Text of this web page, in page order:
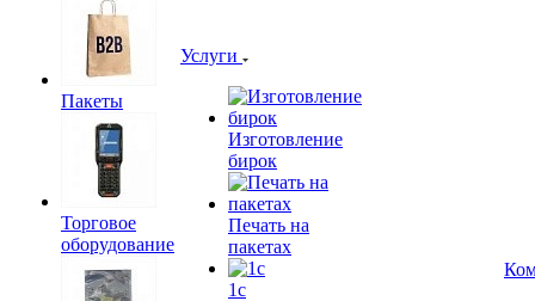
Пакеты
Торговое
оборудование
Услуги
Изготовление
бирок
Печать на
пакетах
1c